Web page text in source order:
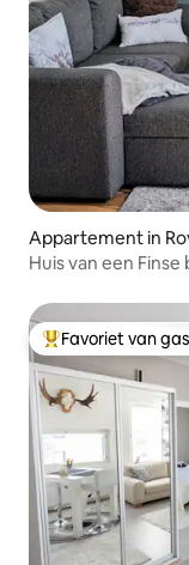
Appartement in
Huis van een
Topfavoriet van
Favoriet van